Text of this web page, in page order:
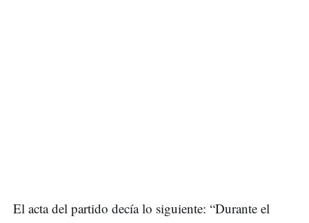
El acta del partido decía lo siguiente: “Durante el